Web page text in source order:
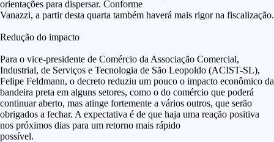
orientações para dispersar. Conforme
Vanazzi, a partir desta quarta também haverá mais rigor na fiscalização.
Redução do impacto
Para o vice-presidente de Comércio da Associação Comercial,
Industrial, de Serviços e Tecnologia de São Leopoldo (ACIST-SL),
Felipe Feldmann, o decreto reduziu um pouco o impacto econômico da
bandeira preta em alguns setores, como o do comércio que poderá
continuar aberto, mas atinge fortemente a vários outros, que serão
obrigados a fechar. A expectativa é de que haja uma reação positiva
nos próximos dias para um retorno mais rápido
possível.